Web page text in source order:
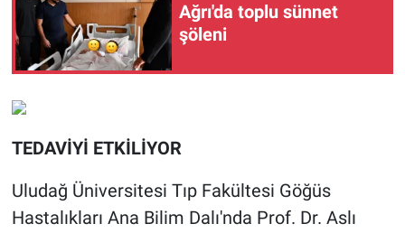
Ağrı'da toplu sünnet
şöleni
TEDAVİYİ ETKİLİYOR
Uludağ Üniversitesi Tıp Fakültesi Göğüs
Hastalıkları Ana Bilim Dalı'nda Prof. Dr. Aslı